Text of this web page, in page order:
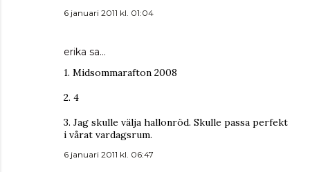
6 januari 2011 kl. 01:04
erika sa…
1. Midsommarafton 2008
2. 4
3. Jag skulle välja hallonröd. Skulle passa perfekt
i vårat vardagsrum.
6 januari 2011 kl. 06:47